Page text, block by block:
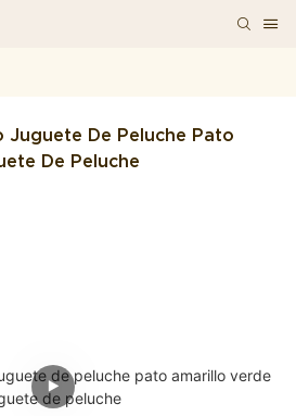
Juguete De Peluche Pato
De Peluche